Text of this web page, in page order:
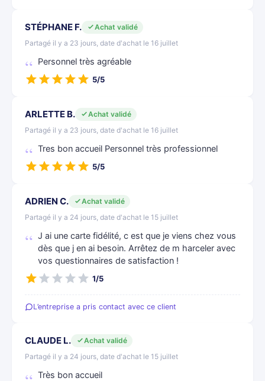
STÉPHANE F.
Achat validé
Partagé il y a 23 jours, date d'achat le 16 juillet
Personnel très agréable
5/5
ARLETTE B.
Achat validé
Partagé il y a 23 jours, date d'achat le 16 juillet
Tres bon accueil Personnel très professionnel
5/5
ADRIEN C.
Achat validé
Partagé il y a 24 jours, date d'achat le 15 juillet
J ai une carte fidélité, c est que je viens chez vous
dès que j en ai besoin. Arrêtez de m harceler avec
vos questionnaires de satisfaction !
1/5
L’entreprise a pris contact avec ce client
CLAUDE L.
Achat validé
Partagé il y a 24 jours, date d'achat le 15 juillet
Très bon accueil